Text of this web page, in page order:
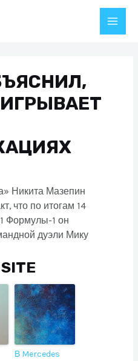
Main
Никита Мазепин
что по итогам 14
Формулы-1 он
дуэли Мику
В Mercedes